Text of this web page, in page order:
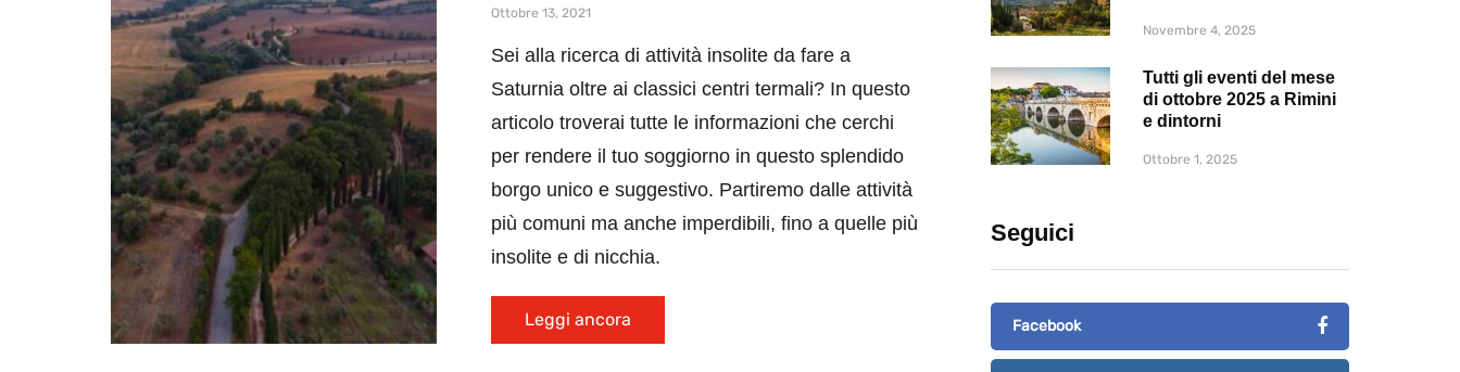
Ottobre 13, 2021
Sei alla ricerca di attività insolite da fare a
Saturnia oltre ai classici centri termali? In questo
articolo troverai tutte le informazioni che cerchi
per rendere il tuo soggiorno in questo splendido
borgo unico e suggestivo. Partiremo dalle attività
più comuni ma anche imperdibili, fino a quelle più
insolite e di nicchia.
Leggi ancora
Novembre 4, 2025
Tutti gli eventi del mese
di ottobre 2025 a Rimini
e dintorni
Ottobre 1, 2025
Seguici
Facebook